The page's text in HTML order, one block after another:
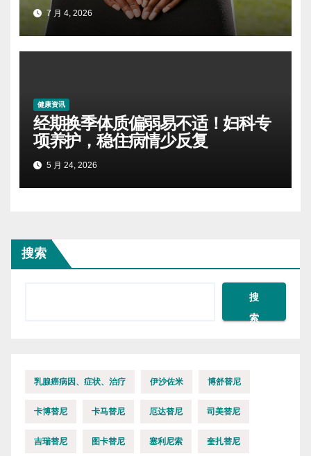
7 月 4, 2026
健康资讯
经期换季体质偏弱易不适！妇科专
项养护，稳住病情少反复
5 月 24, 2026
搜索
搜
索
乳腺癌病因、症状、治疗 伊沙佐米 博舒替尼
卡博替尼 卡马替尼 厄达替尼 司美替尼
吉瑞替尼 图卡替尼 塞利尼索 奎扎替尼